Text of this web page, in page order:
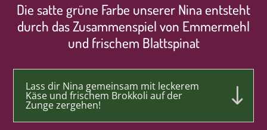
Die satte grüne Farbe unserer Nina entsteht
durch das Zusammenspiel von Emmermehl
und frischem Blattspinat
Lass dir Nina gemeinsam mit leckerem
Käse und frischem Brokkoli auf der
Zunge zergehen!